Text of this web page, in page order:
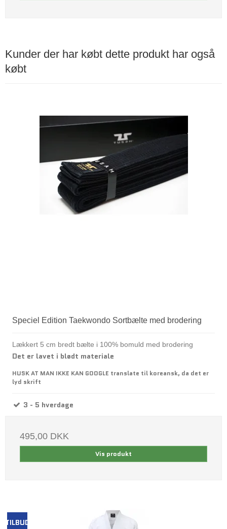
Kunder der har købt dette produkt har også
købt
Speciel Edition Taekwondo Sortbælte med brodering
Lækkert 5 cm bredt bælte i 100% bomuld med brodering
Det er lavet i blødt materiale
HUSK AT MAN IKKE KAN GOOGLE translate til koreansk, da det er
lyd skrift
3 - 5 hverdage
495,00 DKK
Vis produkt
TILBUD